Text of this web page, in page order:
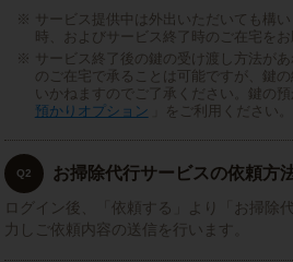
サービス提供中は外出いただいても構
時、およびサービス終了時のご在宅をお
サービス終了後の鍵の受け渡し方法が
のご在宅で承ることは可能ですが、鍵
いかねますのでご了承ください。鍵の預
預かりオプション
」をご利用ください。
Q2 お掃除代行サービスの依頼方
ログイン後、「依頼する」より「お掃除
力しご依頼内容の送信を行います。